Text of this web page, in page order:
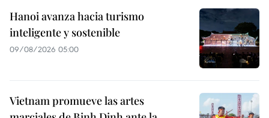
Hanoi avanza hacia turismo
inteligente y sostenible
09/08/2026 05:00
Vietnam promueve las artes